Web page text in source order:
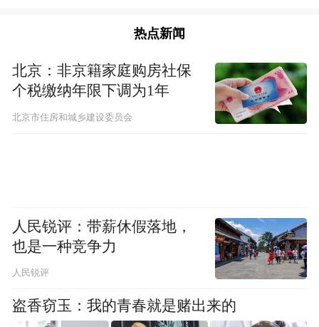
如何在青岛“10+1”创新型产业体系中找准身
位？市北区依托自身资源禀赋与产业积淀，
主动切入人工智能赛道。
市北区之所以能在人工智能领域占得一席之
地，破局点在于其探索出了一条高质量的发
的背景下，市北区应势而动，专注打造产业
热点新闻
北京：非京籍家庭购房社保
个税缴纳年限下调为1年
北京市住房和城乡建设委员会
人民锐评：带薪休假落地，
也是一种竞争力
人民锐评
盗香窃玉：我的青春就是赌出来的